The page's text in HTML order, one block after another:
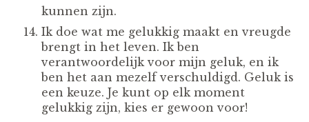
kunnen zijn.
Ik doe wat me gelukkig maakt en vreugde
brengt in het leven. Ik ben
verantwoordelijk voor mijn geluk, en ik
ben het aan mezelf verschuldigd. Geluk is
een keuze. Je kunt op elk moment
gelukkig zijn, kies er gewoon voor!